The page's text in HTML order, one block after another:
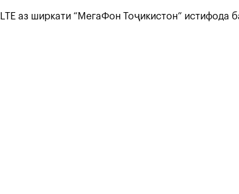
аз ширкати “МегаФон Тоҷикистон” истифода